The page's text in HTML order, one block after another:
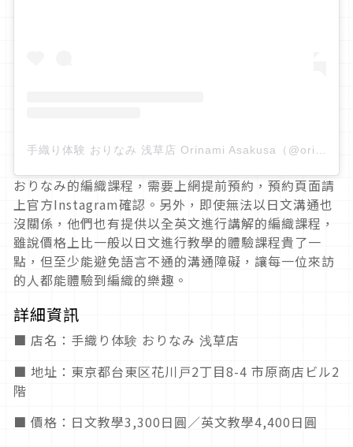
手織り体験 おりなみ 浅草店 Orinami Asakusa（@orinami_asakusa）分享的貼文
おりなみ的編織課程，需要上網提前預約，預約頁面請
上官方Instagram確認。另外，即使無法以日文溝通也
沒關係，他們也有提供以全英文進行講解的編織課程，
雖說價格上比一般以日文進行教學的體驗課程貴了一
點，但至少能避免語言不通的溝通障礙，讓每一位來訪
的人都能體驗到編織的樂趣。
詳細資訊
■ 店名：手織り体験 おりなみ 浅草店
■ 地址：東京都台東区花川戸2丁目8-4 市原商店ビル2
階
■ 價格：日文教學3,300日圓／英文教學4,400日圓